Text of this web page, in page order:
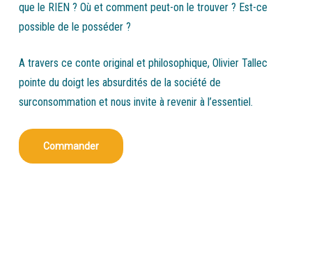
que le RIEN ? Où et comment peut-on le trouver ? Est-ce
possible de le posséder ?
A travers ce conte original et philosophique, Olivier Tallec
pointe du doigt les absurdités de la société de
surconsommation et nous invite à revenir à l’essentiel.
Commander